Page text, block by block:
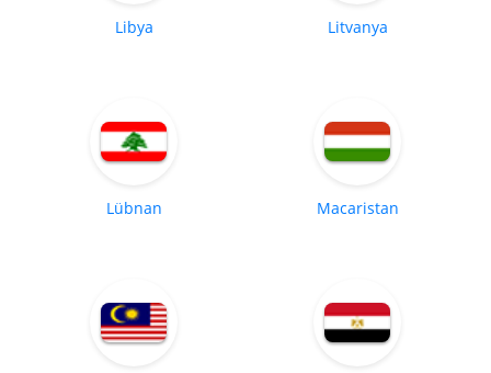
Libya Litvanya
Lübnan Macaristan